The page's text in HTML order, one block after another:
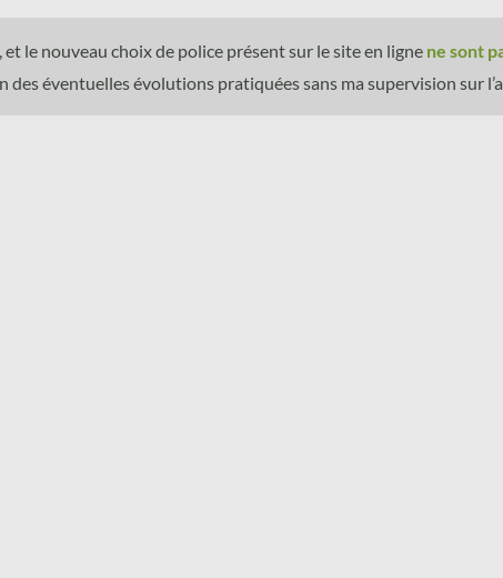
le nouveau choix de police présent sur le site en ligne ne sont
des éventuelles évolutions pratiquées sans ma supervision sur